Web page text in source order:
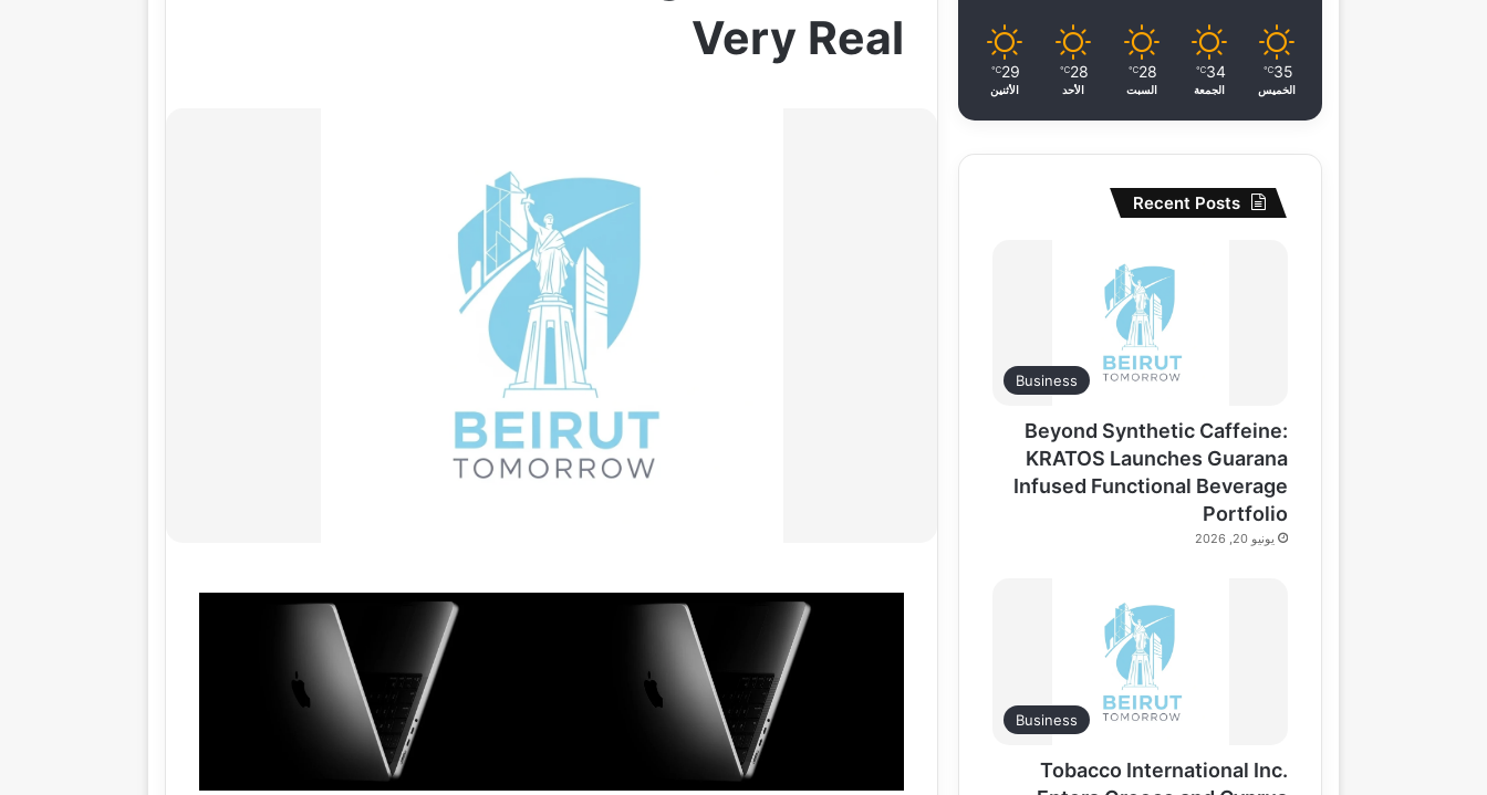
Very Real
35
℃
الخميس
34
℃
الجمعة
28
℃
السبت
28
℃
الأحد
29
℃
الأثنين
Recent Posts
Business
Beyond Synthetic Caffeine:
KRATOS Launches Guarana
Infused Functional Beverage
Portfolio
يونيو 20, 2026
Business
Tobacco International Inc.